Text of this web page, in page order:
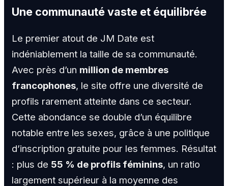
Une communauté vaste et équilibrée
Le premier atout de JM Date est
indéniablement la taille de sa communauté.
Avec près d’un million de membres
francophones, le site offre une diversité de
profils rarement atteinte dans ce secteur.
Cette abondance se double d’un équilibre
notable entre les sexes, grâce à une politique
d’inscription gratuite pour les femmes. Résultat
: plus de 55 % de profils féminins, un ratio
largement supérieur à la moyenne des